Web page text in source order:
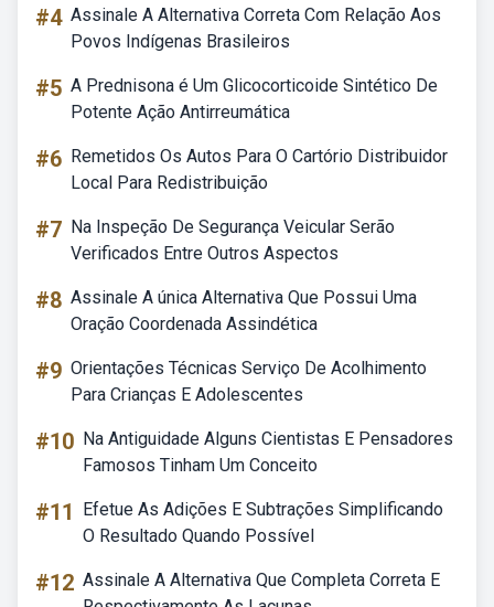
#4 Assinale A Alternativa Correta Com Relação Aos
Povos Indígenas Brasileiros
#5 A Prednisona é Um Glicocorticoide Sintético De
Potente Ação Antirreumática
#6 Remetidos Os Autos Para O Cartório Distribuidor
Local Para Redistribuição
#7 Na Inspeção De Segurança Veicular Serão
Verificados Entre Outros Aspectos
#8 Assinale A única Alternativa Que Possui Uma
Oração Coordenada Assindética
#9 Orientações Técnicas Serviço De Acolhimento
Para Crianças E Adolescentes
#10 Na Antiguidade Alguns Cientistas E Pensadores
Famosos Tinham Um Conceito
#11
Efetue As Adições E Subtrações Simplificando
O Resultado Quando Possível
#12 Assinale A Alternativa Que Completa Correta E